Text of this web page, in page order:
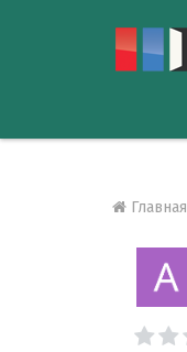
Главная